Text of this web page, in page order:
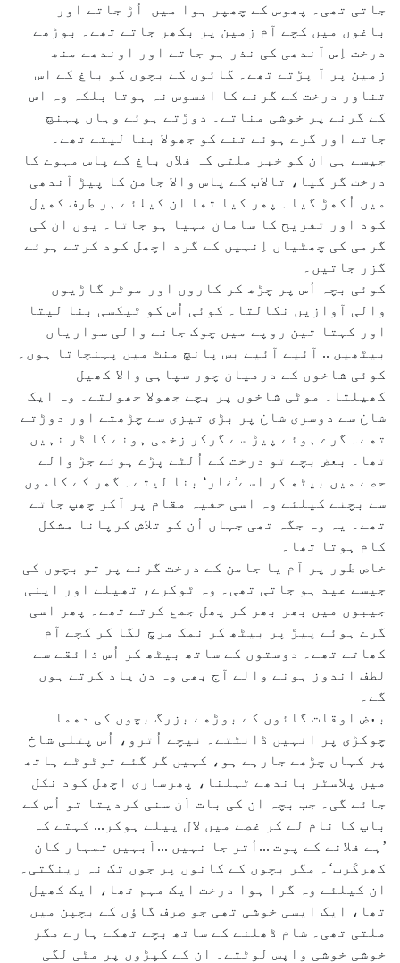
جاتی تھی۔ پھوس کے چھپر ہوا میں اُڑ جاتے اور
باغوں میں کچے آم زمین پر بکھر جاتے تھے۔ بوڑھے
درخت اِس آندھی کی نذر ہو جاتے اور اوندھے منھ
زمین پر آ پڑتے تھے۔ گائوں کے بچوں کو باغ کے اس
تناور درخت کے گرنے کا افسوس نہ ہوتا بلکہ وہ اس
کے گرنے پر خوشی مناتے۔ دوڑتے ہوئے وہاں پہنچ
جاتے اور گرے ہوئے تنے کو جھولا بنا لیتے تھے۔
جیسے ہی ان کو خبر ملتی کہ فلاں باغ کے پاس مہوے کا
درخت گر گیا، تالاب کے پاس والا جامن کا پیڑ آندھی
میں اُکھڑ گیا۔ پھر کیا تھا ان کیلئے ہر طرف کھیل
کود اور تفریح کا سامان مہیا ہو جاتا۔ یوں ان کی
گرمی کی چھٹیاں اِنہیں کے گرد اچھل کود کرتے ہوئے
گزر جاتیں۔
کوئی بچہ اُس پر چڑھ کر کاروں اور موٹر گاڑیوں
والی آوازیں نکالتا۔ کوئی اُس کو ٹیکسی بنا لیتا
اور کہتا تین روپے میں چوک جانے والی سواریاں
بیٹھیں .. آئیے آئیے بس پانچ منٹ میں پہنچاتا ہوں۔
کوئی شاخوں کے درمیان چور سپاہی والا کھیل
کھیلتا۔ موٹی شاخوں پر بچے جھولا جھولتے۔ وہ ایک
شاخ سے دوسری شاخ پر بڑی تیزی سے چڑھتے اور دوڑتے
تھے۔ گرے ہوئے پیڑ سے گرکر زخمی ہونے کا ڈر نہیں
تھا۔ بعض بچے تو درخت کے اُلٹے پڑے ہوئے جڑ والے
حصے میں بیٹھ کر اسے’غار‘ بنا لیتے۔ گھر کے کاموں
سے بچنے کیلئے وہ اسی خفیہ مقام پر آکر چھپ جاتے
تھے۔ یہ وہ جگہ تھی جہاں اُن کو تلاش کرپانا مشکل
کام ہوتا تھا۔
خاص طور پر آم یا جامن کے درخت گرنے پر تو بچوں کی
جیسے عید ہو جاتی تھی۔ وہ ٹوکرے، تھیلے اور اپنی
جیبوں میں بھر بھر کر پھل جمع کرتے تھے۔ پھر اسی
گرے ہوئے پیڑ پر بیٹھ کر نمک مرچ لگا کر کچے آم
کھاتے تھے۔ دوستوں کے ساتھ بیٹھ کر اُس ذائقے سے
لطف اندوز ہونے والے آج بھی وہ دن یاد کرتے ہوں
گے۔
بعض اوقات گائوں کے بوڑھے بزرگ بچوں کی دھما
چوکڑی پر انہیں ڈانٹتے۔ نیچے اُترو، اُس پتلی شاخ
پر کہاں چڑھے جارہے ہو، کہیں گر گئے توٹوٹے ہاتھ
میں پلاسٹر باندھے ٹہلنا، پھرساری اچھل کود نکل
جائے گی۔ جب بچہ ان کی بات اَن سنی کردیتا تو اُس کے
باپ کا نام لے کر غصے میں لال پیلے ہوکر... کہتے کہ
’ہے فلانے کے پوت ...اُتر جا نہیں ...اَبہیں تمہار کان
کھرکَرب‘۔ مگر بچوں کے کانوں پر جوں تک نہ رینگتی۔
ان کیلئے وہ گرا ہوا درخت ایک مہم تھا، ایک کھیل
تھا، ایک ایسی خوشی تھی جو صرف گاؤں کے بچپن میں
ملتی تھی۔ شام ڈھلنے کے ساتھ بچے تھکے ہارے مگر
خوشی خوشی واپس لوٹتے۔ ان کے کپڑوں پر مٹی لگی